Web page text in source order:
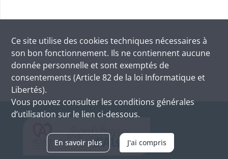
Ce site utilise des cookies techniques nécessaires à
son bon fonctionnement. Ils ne contiennent aucune
donnée personnelle et sont exemptés de
consentements (Article 82 de la loi Informatique et
Libertés).
Vous pouvez consulter les conditions générales
d’utilisation sur le lien ci-dessous.
En savoir plus J'ai compris